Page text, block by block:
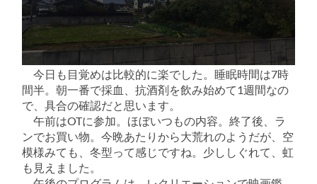
今日も目覚めは比較的に楽でした。睡眠時間は7時
間半。朝一番で採血、抗酒剤を飲み始めて1週間なの
で、具合の確認だと思います。
午前はOTに参加。ほぼいつもの内容。終了後、ラ
ンでお買い物。今晩あたりから大荒れのようだが、空
模様みても、冬型って感じですね。少ししぐれて、虹
も見えました。